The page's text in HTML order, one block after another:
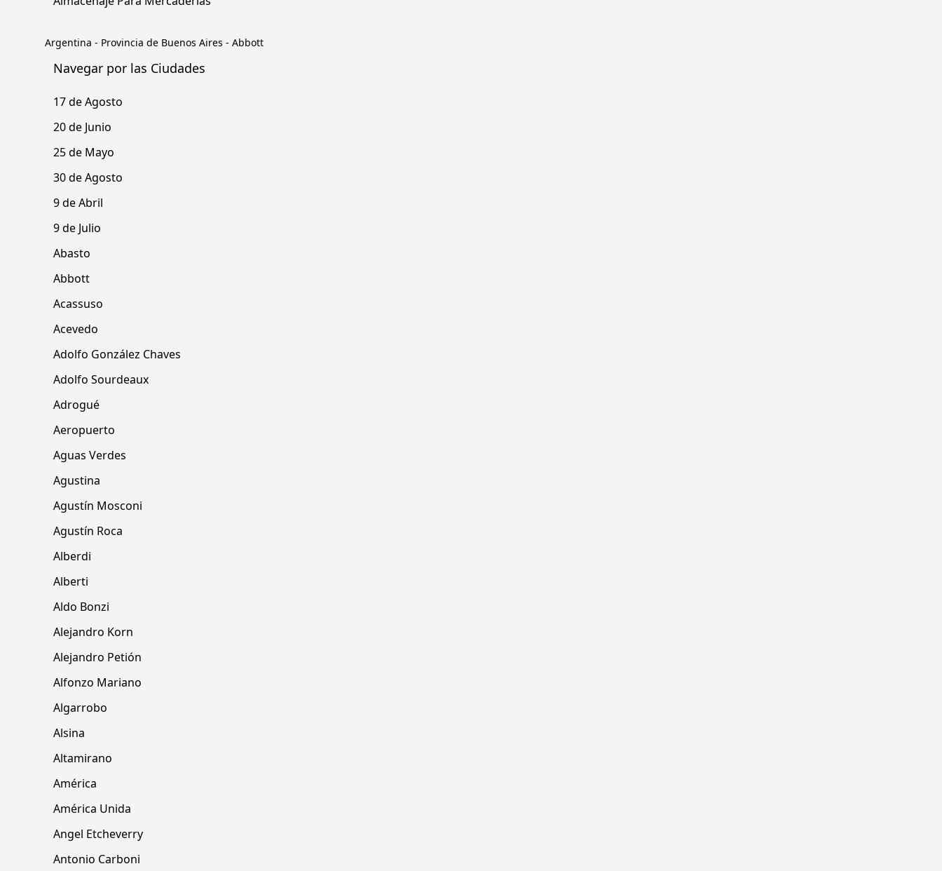
Argentina - Provincia de Buenos Aires - Abbott
Navegar por las Ciudades
17 de Agosto
20 de Junio
25 de Mayo
30 de Agosto
9 de Abril
9 de Julio
Abasto
Abbott
Acassuso
Acevedo
Adolfo González Chaves
Adolfo Sourdeaux
Adrogué
Aeropuerto
Aguas Verdes
Agustina
Agustín Mosconi
Agustín Roca
Alberdi
Alberti
Aldo Bonzi
Alejandro Korn
Alejandro Petión
Alfonzo Mariano
Algarrobo
Alsina
Altamirano
América
América Unida
Angel Etcheverry
Antonio Carboni